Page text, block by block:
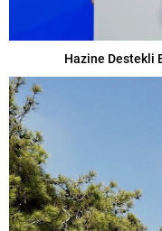
Hazine Destekli